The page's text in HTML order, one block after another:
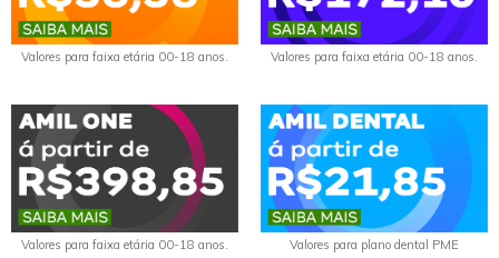
Valores para faixa etária 00-18 anos. Valores para faixa etária 00-18 anos.
Valores para faixa etária 00-18 anos. Valores para plano dental PME